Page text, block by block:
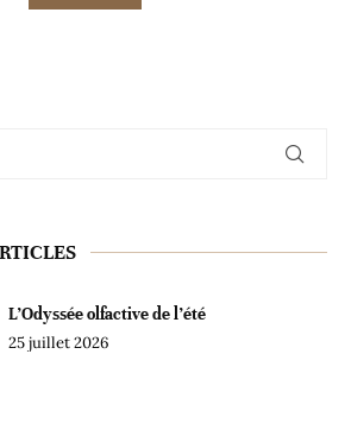
L’Odyssée olfactive de l’été
25 juillet 2026